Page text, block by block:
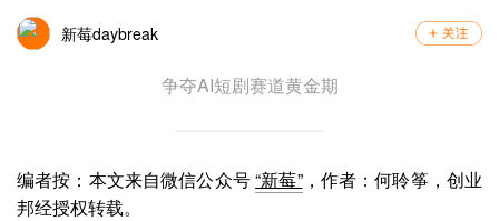
新莓daybreak
争夺AI短剧赛道黄金期
编者按：本文来自微信公众号“新莓”，作者：何聆筝，创业
邦经授权转载。